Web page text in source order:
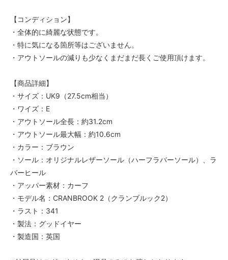
【コンディション】
・全体的に綺麗な状態です。
・特に気になる箇所等はございません。
・アウトソールの減りも少なくまだまだ長くご使用頂けます。
【商品詳細】
・サイズ：UK9（27.5cm相当）
・ワイズ：E
・アウトソール全長：約31.2cm
・アウトソール最大幅：約10.6cm
・カラー：ブラウン
・ソール：オリジナルレザーソール（ハーフラバーソール）、ラ
バーヒール
・アッパー素材：カーフ
・モデル名：CRANBROOK 2（クランブルック2）
・ラスト：341
・製法：グッドイヤー
・製造国：英国